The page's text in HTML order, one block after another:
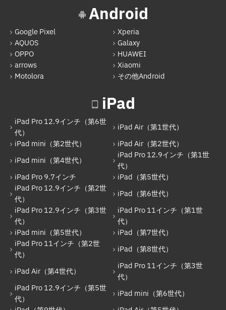
Android
Google Pixel
Xperia
AQUOS
Galaxy
OPPO
HUAWEI
arrows
Xiaomi
Motolora
その他Android
iPad
iPad Pro 12.9インチ（第6世
代）
iPad Air（第1世代）
iPad mini（第2世代）
iPad Air（第2世代）
iPad mini（第4世代）
iPad Pro 12.9インチ（第1世
代）
iPad Pro 9.7インチ
iPad（第5世代）
iPad Pro 12.9インチ（第2世
代）
iPad（第6世代）
iPad Pro 12.9インチ（第3世
代）
iPad Pro 11インチ（第1世
代）
iPad mini（第5世代）
iPad（第7世代）
iPad Pro 11インチ（第2世
代）
iPad（第8世代）
iPad Air（第4世代）
iPad Pro 11インチ（第3世
代）
iPad Pro 12.9インチ（第5世
代）
iPad mini（第6世代）